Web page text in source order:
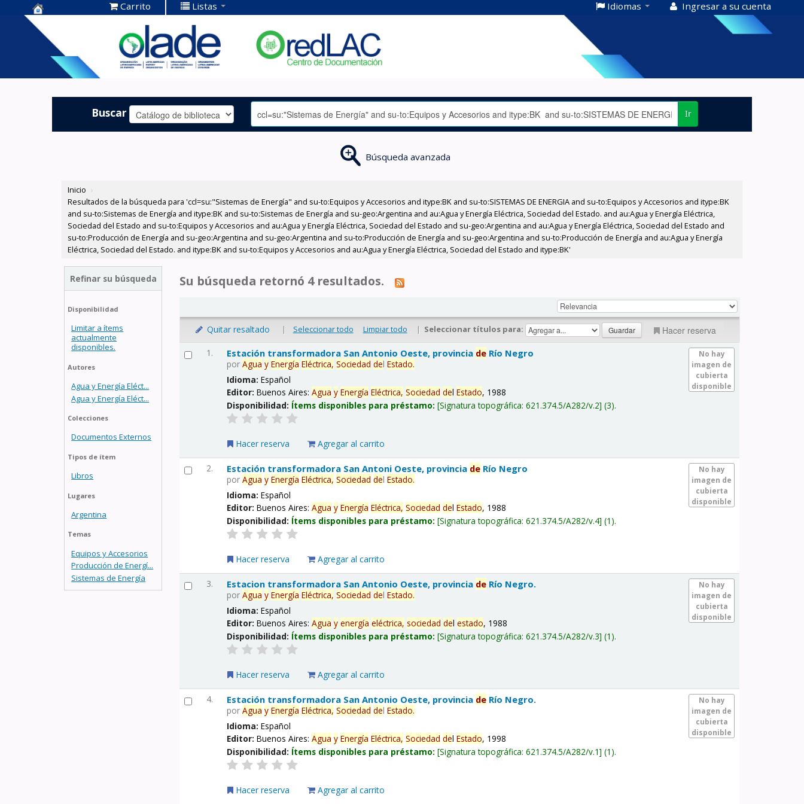
Centro de
Documentación
OLADE -
Carrito Listas Idiomas Ingresar a su cuenta
Buscar Ir
Búsqueda avanzada
Inicio ›
Resultados de la búsqueda para 'ccl=su:"Sistemas de Energía" and su-to:Equipos y Accesorios and itype:BK and su-to:SISTEMAS DE ENERGIA and su-to:Equipos y Accesorios and itype:BK
and su-to:Sistemas de Energía and itype:BK and su-to:Sistemas de Energía and su-geo:Argentina and au:Agua y Energía Eléctrica, Sociedad del Estado. and au:Agua y Energía Eléctrica,
Sociedad del Estado and su-to:Equipos y Accesorios and au:Agua y Energía Eléctrica, Sociedad del Estado and su-geo:Argentina and au:Agua y Energía Eléctrica, Sociedad del Estado and
su-to:Producción de Energía and su-geo:Argentina and su-geo:Argentina and su-to:Producción de Energía and su-geo:Argentina and su-to:Producción de Energía and au:Agua y Energía
Eléctrica, Sociedad del Estado. and itype:BK and su-to:Equipos y Accesorios and au:Agua y Energía Eléctrica, Sociedad del Estado and itype:BK'
Refinar su búsqueda
Disponibilidad
Limitar a ítems
actualmente
disponibles.
Autores
Agua y Energía Eléct...
Agua y Energía Eléct...
Colecciones
Documentos Externos
Tipos de ítem
Libros
Lugares
Argentina
Temas
Equipos y Accesorios
Producción de Energí...
Sistemas de Energía
Su búsqueda retornó 4 resultados.
Quitar resaltado | Seleccionar todo Limpiar todo | Seleccionar títulos para: Hacer reserva
1.
No hay
imagen de
cubierta
disponible
Estación transformadora San Antonio Oeste, provincia de Río Negro
porAgua y Energía Eléctrica, Sociedad delEstado.
Idioma:Español
Editor:Buenos Aires:Agua y Energía Eléctrica, Sociedad delEstado, 1988
Disponibilidad: Ítems disponibles para préstamo: Signatura topográfica:621.374.5/A282/v.2 (3).
Hacer reserva Agregar al carrito
2.
No hay
imagen de
cubierta
disponible
Estación transformadora San Antoni Oeste, provincia de Río Negro
porAgua y Energía Eléctrica, Sociedad delEstado.
Idioma:Español
Editor:Buenos Aires:Agua y Energía Eléctrica, Sociedad delEstado, 1988
Disponibilidad: Ítems disponibles para préstamo: Signatura topográfica:621.374.5/A282/v.4 (1).
Hacer reserva Agregar al carrito
3.
No hay
imagen de
cubierta
disponible
Estacion transformadora San Antonio Oeste, provincia de Río Negro.
porAgua y Energía Eléctrica, Sociedad delEstado.
Idioma:Español
Editor:Buenos Aires:Agua y energía eléctrica, sociedad delestado, 1988
Disponibilidad: Ítems disponibles para préstamo: Signatura topográfica:621.374.5/A282/v.3 (1).
Hacer reserva Agregar al carrito
4.
No hay
imagen de
cubierta
disponible
Estación transformadora San Antonio Oeste, provincia de Río Negro.
porAgua y Energía Eléctrica, Sociedad delEstado.
Idioma:Español
Editor:Buenos Aires:Agua y Energía Eléctrica, Sociedad delEstado, 1998
Disponibilidad: Ítems disponibles para préstamo: Signatura topográfica:621.374.5/A282/v.1 (1).
Hacer reserva Agregar al carrito